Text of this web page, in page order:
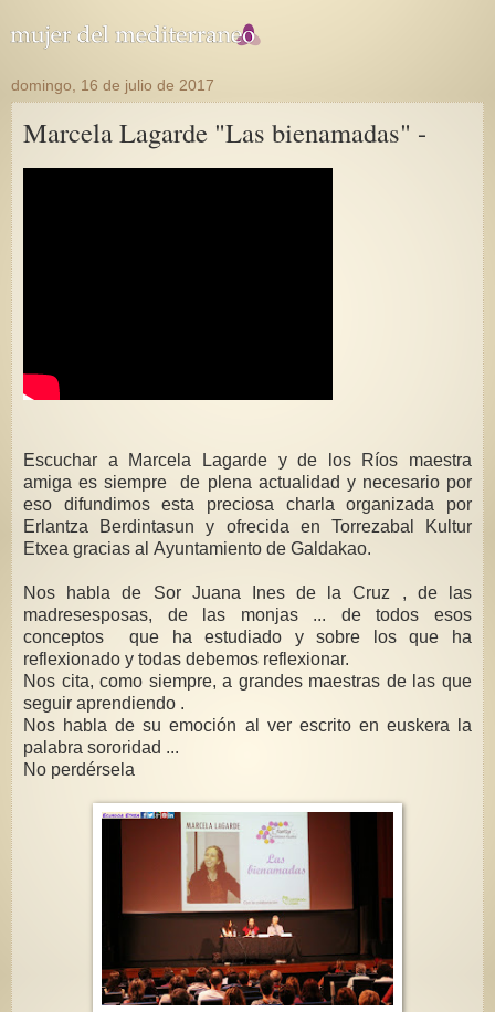
domingo, 16 de julio de 2017
Marcela Lagarde "Las bienamadas" -
Escuchar a Marcela Lagarde y de los Ríos maestra
amiga es siempre de plena actualidad y necesario por
eso difundimos esta preciosa charla organizada por
Erlantza Berdintasun y ofrecida en Torrezabal Kultur
Etxea gracias al Ayuntamiento de Galdakao.
Nos habla de Sor Juana Ines de la Cruz , de las
madresesposas, de las monjas ... de todos esos
conceptos que ha estudiado y sobre los que ha
reflexionado y todas debemos reflexionar.
Nos cita, como siempre, a grandes maestras de las que
seguir aprendiendo .
Nos habla de su emoción al ver escrito en euskera la
palabra sororidad ...
No perdérsela